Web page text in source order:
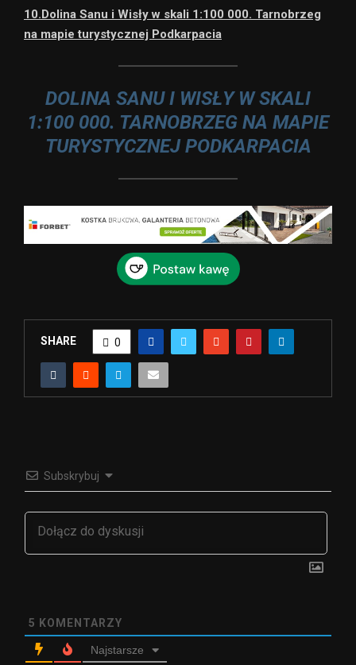
10.Dolina Sanu i Wisły w skali 1:100 000. Tarnobrzeg
na mapie turystycznej Podkarpacia
DOLINA SANU I WISŁY W SKALI
1:100 000. TARNOBRZEG NA MAPIE
TURYSTYCZNEJ PODKARPACIA
SHARE 0
Subskrybuj
5 KOMENTARZY
Najstarsze